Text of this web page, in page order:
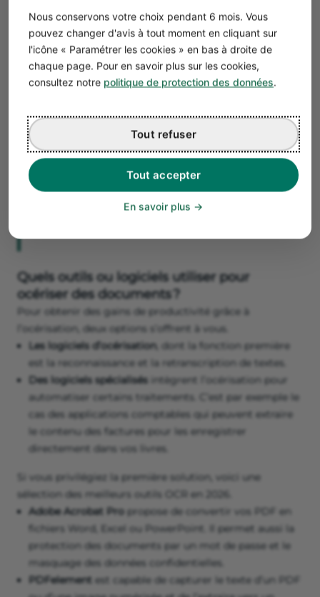
Nous conservons votre choix pendant 6 mois. Vous
pouvez changer d'avis à tout moment en cliquant sur
l'icône « Paramétrer les cookies » en bas à droite de
chaque page. Pour en savoir plus sur les cookies,
consultez notre politique de protection des données.
Tout accepter
Tout refuser
En savoir plus
Comment océriser des factures,
devis ou contrats ?
Maintenant que nous avons présenté l’intérêt de
l’océrisation, voici des pistes pour la mettre en place
Certains logiciels d’océrisation sont adaptés à
la reconnaissance de textes dans des langues
spécifiques. Pensez-y si vous devez souvent
traiter des documents rédigés en anglais, par
Quels outils ou logiciels utiliser pour
océriser des documents ?
Pour obtenir des gains de productivité grâce à
l’océrisation, deux options s’offrent à vous.
Les logiciels d’océrisation, dont la fonction première
est la reconnaissance et la retranscription de textes.
Des logiciels spécialisés intègrent l’océrisation pour
automatiser certains traitements. C’est par exemple le
cas des applications comptables qui peuvent extraire
le contenu des factures pour les enregistrer
directement dans vos livres.
Si vous privilégiez la première solution, voici une
sélection des meilleurs outils OCR en 2026.
Adobe Acrobat Pro propose de convertir vos PDF en
fichiers Word, Excel ou PowerPoint. Il permet aussi la
protection des documents par un mot de passe et le
masquage des données confidentielles.
PDFelement est capable de capturer le texte d’un PDF